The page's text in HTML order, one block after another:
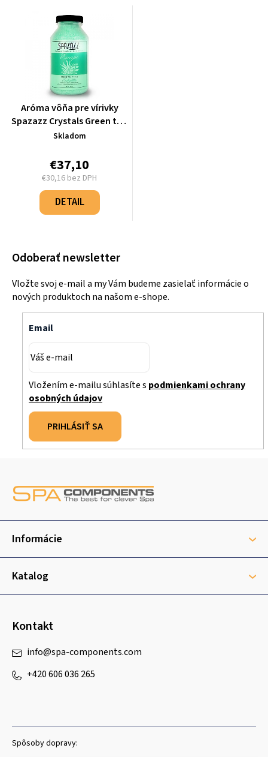
Aróma vôňa pre vírivky
Spazazz Crystals Green tea
peóny (623g)
Skladom
€37,10
€30,16 bez DPH
Jednotková
cena:
DETAIL
Odoberať newsletter
Vložte svoj e-mail a my Vám budeme zasielať informácie o
nových produktoch na našom e-shope.
Email
Vložením e-mailu súhlasíte s podmienkami ochrany
osobných údajov
PRIHLÁSIŤ SA
ä
i
Informácie
Katalog
Kontakt
info@spa-components.com
+420 606 036 265
Spôsoby dopravy: